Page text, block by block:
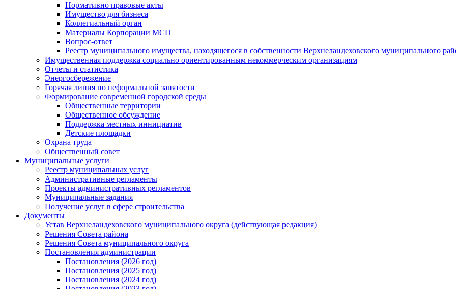
Нормативно правовые акты
Имущество для бизнеса
Коллегиальный орган
Материалы Корпорации МСП
Вопрос-ответ
Реестр муниципального имущества, находящегося в собственности Верхнеландеховского муниципального
Имущественная поддержка социально ориентированным некоммерческим организациям
Отчеты и статистика
Энергосбережение
Горячая линия по неформальной занятости
Формирование современной городской среды
Общественные территории
Общественное обсуждение
Поддержка местных иннициатив
Детские площадки
Охрана труда
Общественный совет
Муниципальные услуги
Реестр муниципальных услуг
Административные регламенты
Проекты административных регламентов
Муниципальные задания
Получение услуг в сфере строительства
Документы
Устав Верхнеландеховского муниципального округа (действующая редакция)
Решения Совета района
Решения Совета муниципального округа
Постановления администрации
Постановления (2026 год)
Постановления (2025 год)
Постановления (2024 год)